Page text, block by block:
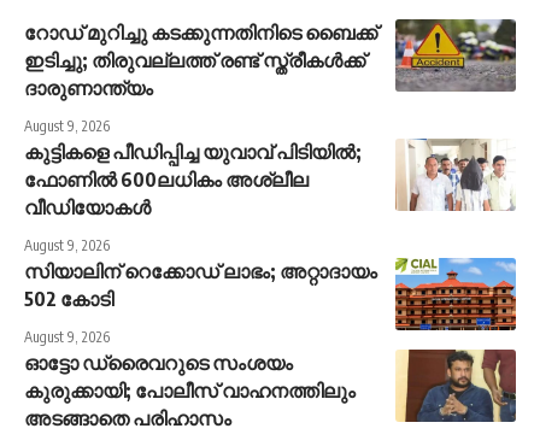
റോഡ് മുറിച്ചു കടക്കുന്നതിനിടെ ബൈക്ക്
ഇടിച്ചു; തിരുവല്ലത്ത് രണ്ട് സ്ത്രീകള്‍ക്ക്
ദാരുണാന്ത്യം
August 9, 2026
കുട്ടികളെ പീഡിപ്പിച്ച യുവാവ് പിടിയിൽ;
ഫോണിൽ 600ലധികം അശ്ലീല
വീഡിയോകൾ
August 9, 2026
സിയാലിന് റെക്കോഡ് ലാഭം; അറ്റാദായം
502 കോടി
August 9, 2026
ഓട്ടോ ഡ്രൈവറുടെ സംശയം
കുരുക്കായി; പോലീസ് വാഹനത്തിലും
അടങ്ങാതെ പരിഹാസം